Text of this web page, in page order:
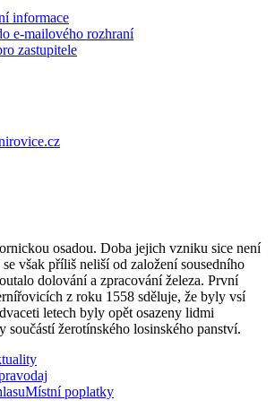
informace
e-mailového rozhraní
zastupitele
osadou. Doba jejich vzniku sice není
se však příliš neliší od založení sousedního
dolování a zpracování železa. První
z roku 1558 sděluje, že byly vsí
letech byly opět osazeny lidmi
součástí žerotínského losinského panství.
Místní poplatky